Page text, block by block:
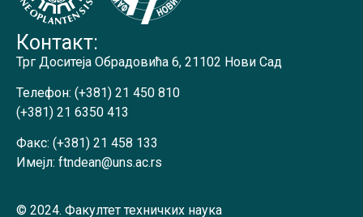
Контакт:
Трг Доситеја Обрадовића 6, 21102 Нови Сад
Телефон: (+381) 21 450 810
(+381) 21 6350 413
Факс: (+381) 21 458 133
Имејл: ftndean@uns.ac.rs
© 2024. Факултет техничких наука